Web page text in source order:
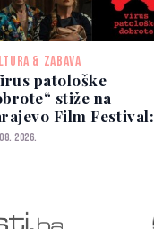
& ZABAVA
patološke
stiže na
Film Festival:
premijera
2026.